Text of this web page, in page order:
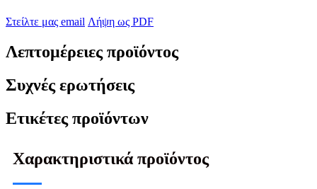
Στείλτε μας email Λήψη ως PDF
Λεπτομέρειες προϊόντος
Συχνές ερωτήσεις
Ετικέτες προϊόντων
Χαρακτηριστικά προϊόντος